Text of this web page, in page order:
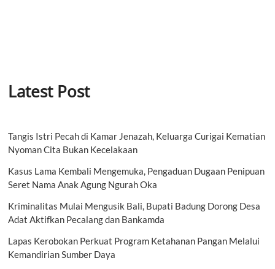
Latest Post
Tangis Istri Pecah di Kamar Jenazah, Keluarga Curigai Kematian
Nyoman Cita Bukan Kecelakaan
Kasus Lama Kembali Mengemuka, Pengaduan Dugaan Penipuan
Seret Nama Anak Agung Ngurah Oka
Kriminalitas Mulai Mengusik Bali, Bupati Badung Dorong Desa
Adat Aktifkan Pecalang dan Bankamda
Lapas Kerobokan Perkuat Program Ketahanan Pangan Melalui
Kemandirian Sumber Daya